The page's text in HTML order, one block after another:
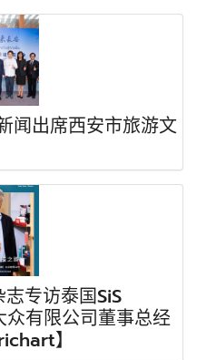
闻出席西安市旅游文
志专访泰国SiS
有限公司董事总经
】